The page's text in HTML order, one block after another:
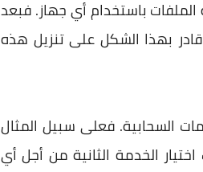
باستخدام أي جهاز. فبعد
بهذا الشكل على تنزيل هذه
السحابية. فعلى سبيل المثال
الخدمة الثانية من أجل أي